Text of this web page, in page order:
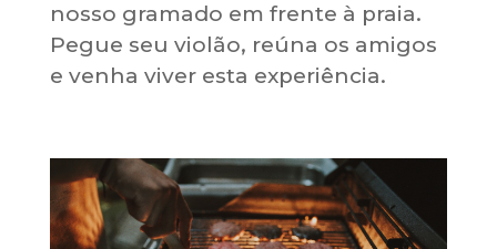
nosso gramado em frente à praia.
Pegue seu violão, reúna os amigos
e venha viver esta experiência.